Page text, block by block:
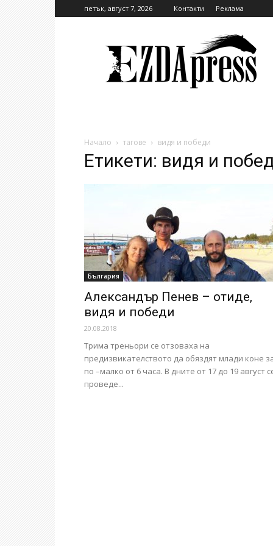
петък, август 7, 2026 Контакти Реклама
Начало тагове видя и победи
Етикети: видя и
България
Александър Пенев – отиде,
видя и победи
20.08.2018
Трима треньори се отзоваха на
предизвикателството да обяздят млади коне
по –малко от 6 часа. В дните от 17 до 19 август
проведе...